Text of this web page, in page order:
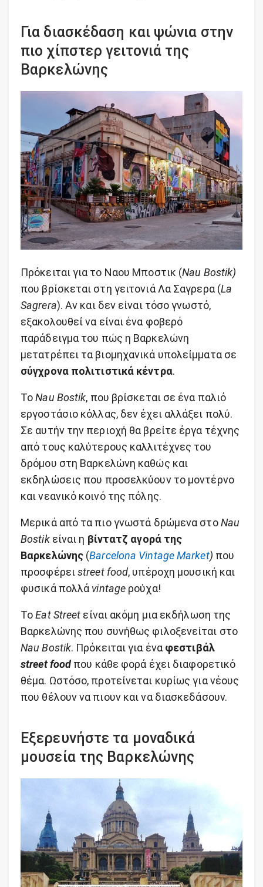
Για διασκέδαση και ψώνια στην
πιο χίπστερ γειτονιά της
Βαρκελώνης
Πρόκειται για το Ναου Μποστικ (Nau Bostik)
που βρίσκεται στη γειτονιά Λα Σαγρερα (La
Sagrera). Αν και δεν είναι τόσο γνωστό,
εξακολουθεί να είναι ένα φοβερό
παράδειγμα του πώς η Βαρκελώνη
μετατρέπει τα βιομηχανικά υπολείμματα σε
σύγχρονα πολιτιστικά κέντρα.
ΤοNau Bostik, που βρίσκεται σε ένα παλιό
εργοστάσιο κόλλας, δεν έχει αλλάξει πολύ.
Σε αυτήν την περιοχή θα βρείτε έργα τέχνης
από τους καλύτερους καλλιτέχνες του
δρόμου στη Βαρκελώνη καθώς και
εκδηλώσεις που προσελκύουν το μοντέρνο
και νεανικό κοινό της πόλης.
Μερικά από τα πιο γνωστά δρώμενα στοNau
Bostikείναι η βίντατζ αγορά της
Βαρκελώνης (Barcelona Vintage Market) που
προσφέρειstreet food, υπέροχη μουσική και
φυσικά πολλά vintage ρούχα!
ΤοEat Street είναι ακόμη μια εκδήλωση της
Βαρκελώνης που συνήθως φιλοξενείται στο
Nau Bostik. Πρόκειται για ένα φεστιβάλ
street foodπου κάθε φορά έχει διαφορετικό
θέμα. Ωστόσο, προτείνεται κυρίως για νέους
που θέλουν να πιουν και να διασκεδάσουν.
Εξερευνήστε τα μοναδικά
μουσεία της Βαρκελώνης